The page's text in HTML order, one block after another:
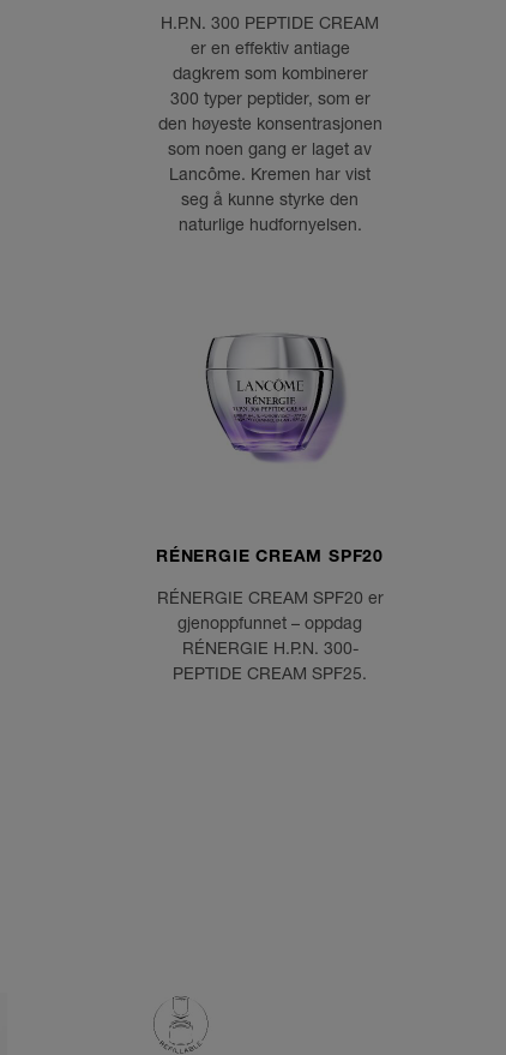
H.P.N. 300 PEPTIDE CREAM
er en effektiv antiage
dagkrem som kombinerer
300 typer peptider, som er
den høyeste konsentrasjonen
som noen gang er laget av
Lancôme. Kremen har vist
seg å kunne styrke den
naturlige hudfornyelsen.
RÉNERGIE CREAM SPF20
RÉNERGIE CREAM SPF20 er
gjenoppfunnet – oppdag
RÉNERGIE H.P.N. 300-
PEPTIDE CREAM SPF25.